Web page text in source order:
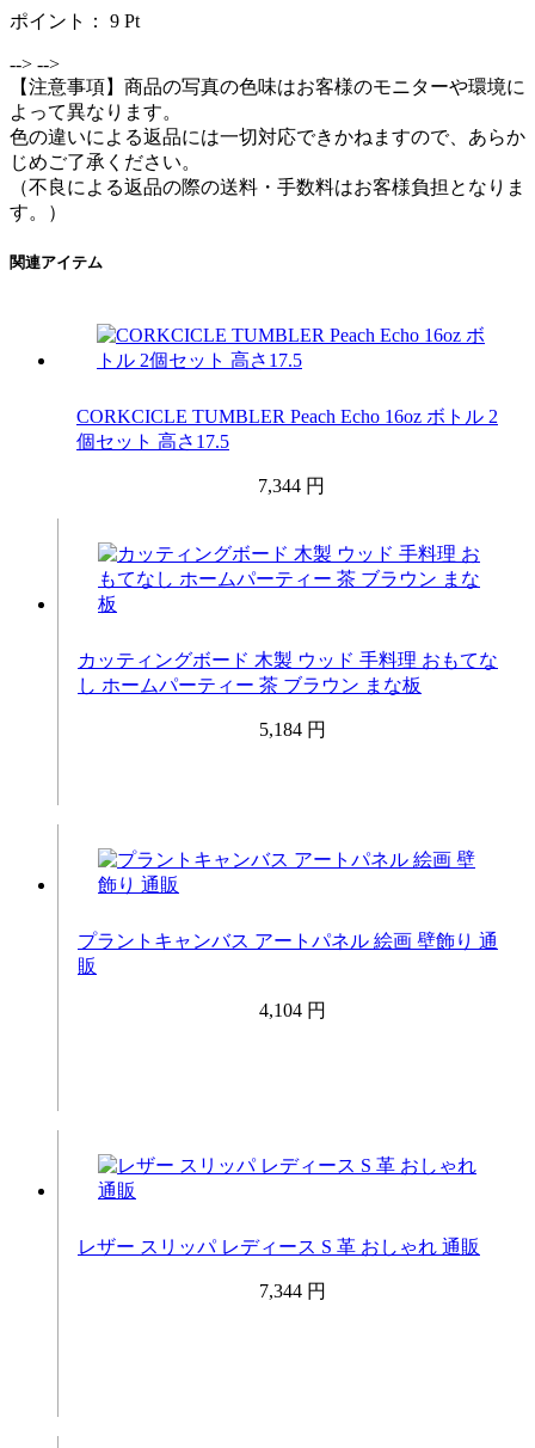
ポイント： 9 Pt
--> -->
【注意事項】商品の写真の色味はお客様のモニターや環境に
よって異なります。
色の違いによる返品には一切対応できかねますので、あらか
じめご了承ください。
（不良による返品の際の送料・手数料はお客様負担となりま
す。）
関連アイテム
CORKCICLE TUMBLER Peach Echo 16oz ボトル 2
個セット 高さ17.5
7,344 円
カッティングボード 木製 ウッド 手料理 おもてな
し ホームパーティー 茶 ブラウン まな板
5,184 円
プラントキャンバス アートパネル 絵画 壁飾り 通
販
4,104 円
レザー スリッパ レディース S 革 おしゃれ 通販
7,344 円